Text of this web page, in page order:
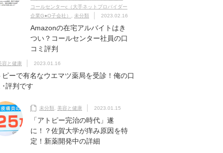
コールセンターc（大手ネットプロバイダー
企業G●O子会社）
未分類 2023.02.16
Amazonの在宅アルバイトはき
つい？コールセンター社員の口
コミ評判
容と健康 2023.01.16
ピーで有名なウエマツ薬局を受診！俺の口
･評判です
未分類 美容と健康 2023.01.15
「アトピー完治の時代」遂
に！？佐賀大学が痒み原因を特
定！新薬開発中の詳細